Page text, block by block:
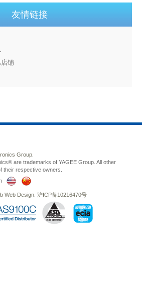
友情链接
铺
Group.
are trademarks of YAGEE Group. All other
their respective owners.
Web Design 沪ICP备10216470号